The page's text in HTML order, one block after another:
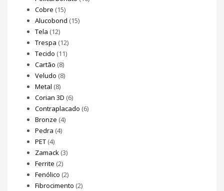
Cobre (15)
Alucobond (15)
Tela (12)
Trespa (12)
Tecido (11)
Cartão (8)
Veludo (8)
Metal (8)
Corian 3D (6)
Contraplacado (6)
Bronze (4)
Pedra (4)
PET (4)
Zamack (3)
Ferrite (2)
Fenólico (2)
Fibrocimento (2)